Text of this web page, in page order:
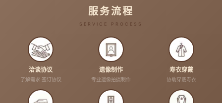
服务流程
SERVICE PROCESS
洽谈协议
了解需求 签订协议
遗像制作
专业遗像拍摄制作
寿衣穿戴
协助穿戴寿衣